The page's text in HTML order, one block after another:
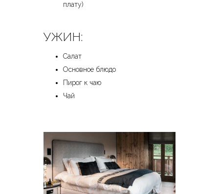
плату)
УЖИН:
Салат
Основное блюдо
Пирог к чаю
Чай